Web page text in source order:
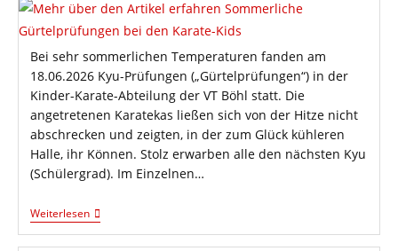
Bei sehr sommerlichen Temperaturen fanden am
18.06.2026 Kyu-Prüfungen („Gürtelprüfungen“) in der
Kinder-Karate-Abteilung der VT Böhl statt. Die
angetretenen Karatekas ließen sich von der Hitze nicht
abschrecken und zeigten, in der zum Glück kühleren
Halle, ihr Können. Stolz erwarben alle den nächsten Kyu
(Schülergrad). Im Einzelnen…
WeiterlesenSommerliche
Gürtelprüfungen